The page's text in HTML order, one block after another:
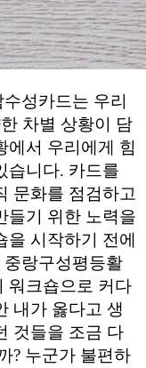
성카드는 우리
차별 상황이 담
에서 우리에게 힘
습니다. 카드를
문화를 점검하고
들기 위한 노력을
을 시작하기 전에
랑구성평등활
워크숍으로 커다
내가 옳다고 생
것들을 조금 다
? 누군가 불편하